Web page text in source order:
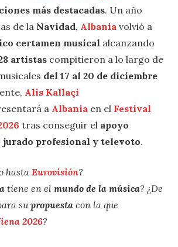
más destacadas. Un año
de la Navidad, Albania volvió a
certamen musical alcanzando
artistas compitieron a lo largo de
del 17 al 20 de diciembre
Alis Kallaçi
a Albania en el Festival
tras conseguir el apoyo
profesional y televoto.
hasta Eurovisión?
tiene en el mundo de la música? ¿De
supropuesta con la que
2026?